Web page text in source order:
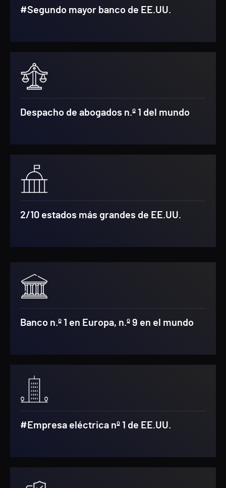
#Segundo mayor banco de EE.UU.
Despacho de abogados n.º 1 del mundo
2/10 estados más grandes de EE.UU.
Banco n.º 1 en Europa, n.º 9 en el mundo
#Empresa eléctrica nº 1 de EE.UU.